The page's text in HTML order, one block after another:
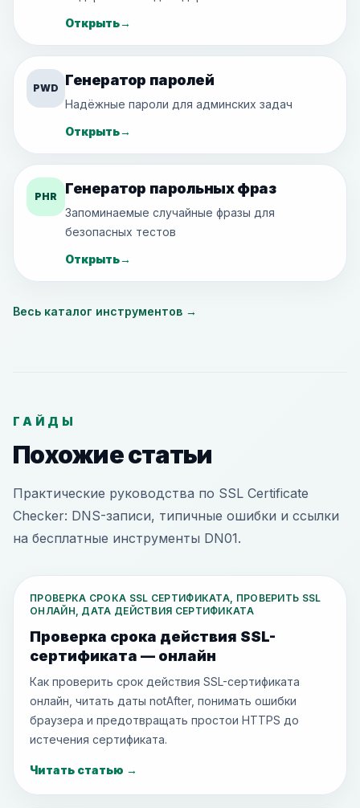
Открыть→
PWD Генератор паролей
Надёжные пароли для админских задач
Открыть→
PHR Генератор парольных фраз
Запоминаемые случайные фразы для
безопасных тестов
Открыть→
Весь каталог инструментов →
ГАЙДЫ
Похожие статьи
Практические руководства по SSL Certificate
Checker: DNS-записи, типичные ошибки и ссылки
на бесплатные инструменты DN01.
ПРОВЕРКА СРОКА SSL СЕРТИФИКАТА, ПРОВЕРИТЬ SSL
ОНЛАЙН, ДАТА ДЕЙСТВИЯ СЕРТИФИКАТА
Проверка срока действия SSL-
сертификата — онлайн
Как проверить срок действия SSL-сертификата
онлайн, читать даты notAfter, понимать ошибки
браузера и предотвращать простои HTTPS до
истечения сертификата.
Читать статью →